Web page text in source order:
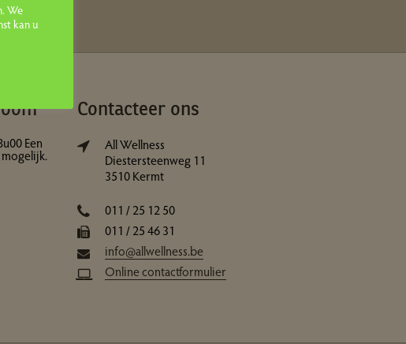
Een
Contacteer ons
All Wellness
Diestersteenweg 11
3510 Kermt
011 / 25 12 50
011 / 25 46 31
info@allwellness.be
Online contactformulier
We
kan u